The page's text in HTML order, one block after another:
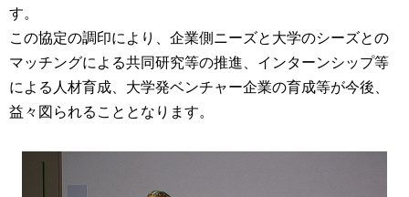
す。
この協定の調印により、企業側ニーズと大学のシーズとの
マッチングによる共同研究等の推進、インターンシップ等
による人材育成、大学発ベンチャー企業の育成等が今後、
益々図られることとなります。